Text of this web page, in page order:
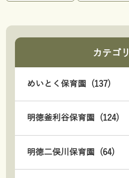
カテゴリ
めいとく保育園 (137)
明徳釜利谷保育園 (124)
明徳二俣川保育園 (64)